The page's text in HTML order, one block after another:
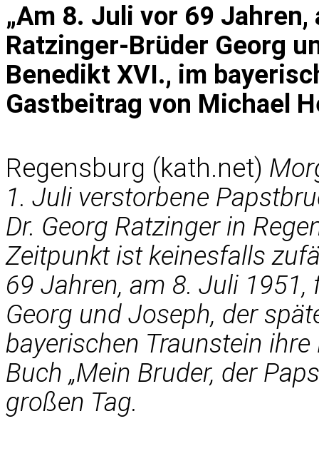
„Am 8. Juli vor 69
Ratzinger-Brüder Georg
Benedikt XVI., im
Gastbeitrag von Michael
Regensburg (kath.net)
1. Juli verstorbene
Dr. Georg Ratzinger in
Zeitpunkt ist keinesfalls
69 Jahren, am 8. Juli 1951,
Georg und Joseph, der
bayerischen Traunstein
Buch „Mein Bruder, der
großen Tag.